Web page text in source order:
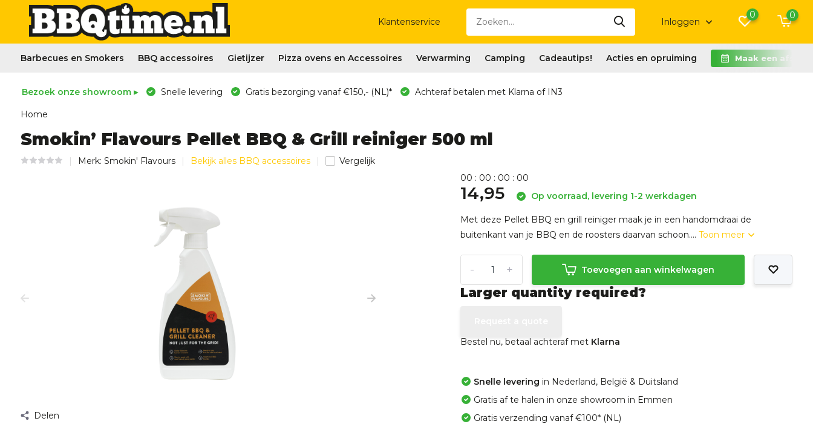
Klantenservice Inloggen
0 0
Barbecues en Smokers BBQ accessoires Gietijzer Pizza ovens en Accessoires Verwarming Camping Cadeautips! Acties en opruiming Maak een
Bezoek onze showroom ▸ Snelle levering Gratis bezorging vanaf €150,- (NL)* Achteraf betalen met Klarna of IN3
Home
Smokin’ Flavours Pellet BBQ & Grill reiniger 500 ml
Merk: Smokin' Flavours Bekijk alles BBQ accessoires Vergelijk
Delen
00 : 00 : 00 : 00
14,95 Op voorraad, levering 1-2 werkdagen
Met deze Pellet BBQ en grill reiniger maak je in een handomdraai de
buitenkant van je BBQ en de roosters daarvan schoon....Toon meer
+
- Toevoegen aan winkelwagen
Larger quantity required?
Bestel nu, betaal achteraf met Klarna
Snelle levering in Nederland, België & Duitsland
Gratis af te halen in onze showroom in Emmen
Gratis verzending vanaf €100* (NL)